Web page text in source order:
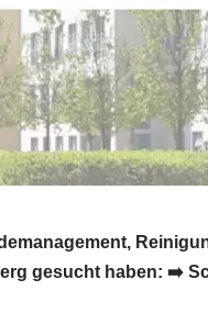
gesucht haben: ➡️